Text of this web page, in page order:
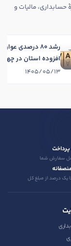
مالیات و
رشد 80
افزوده استان در
نخست 1405
1405/05/13
سفارش شما
یک درصد از مبلغ کل